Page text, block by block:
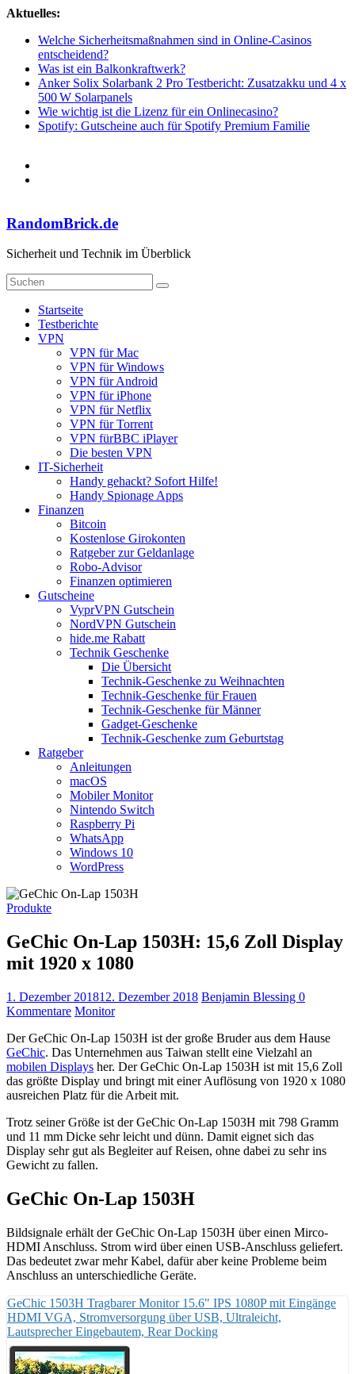
Zum
springen
Aktuelles:
Welche Sicherheitsmaßnahmen sind in Online-Casinos
entscheidend?
Was ist ein Balkonkraftwerk?
Anker Solix Solarbank 2 Pro Testbericht: Zusatzakku und 4 x
500 W Solarpanels
Wie wichtig ist die Lizenz für ein Onlinecasino?
Spotify: Gutscheine auch für Spotify Premium Familie
RandomBrick.de
Sicherheit und Technik im Überblick
Startseite
Testberichte
VPN
VPN für Mac
VPN für Windows
VPN für Android
VPN für iPhone
VPN für Netflix
VPN für Torrent
VPN fürBBC iPlayer
Die besten VPN
IT-Sicherheit
Handy gehackt? Sofort Hilfe!
Handy Spionage Apps
Finanzen
Bitcoin
Kostenlose Girokonten
Ratgeber zur Geldanlage
Robo-Advisor
Finanzen optimieren
Gutscheine
VyprVPN Gutschein
NordVPN Gutschein
hide.me Rabatt
Technik Geschenke
Die Übersicht
Technik-Geschenke zu Weihnachten
Technik-Geschenke für Frauen
Technik-Geschenke für Männer
Gadget-Geschenke
Technik-Geschenke zum Geburtstag
Ratgeber
Anleitungen
macOS
Mobiler Monitor
Nintendo Switch
Raspberry Pi
WhatsApp
Windows 10
WordPress
Produkte
GeChic On-Lap 1503H: 15,6 Zoll Display
mit 1920 x 1080
1. Dezember 201812. Dezember 2018 Benjamin Blessing 0
Kommentare Monitor
Der GeChic On-Lap 1503H ist der große Bruder aus dem Hause
GeChic. Das Unternehmen aus Taiwan stellt eine Vielzahl an
mobilen Displays her. Der GeChic On-Lap 1503H ist mit 15,6 Zoll
das größte Display und bringt mit einer Auflösung von 1920 x 1080
ausreichen Platz für die Arbeit mit.
Trotz seiner Größe ist der GeChic On-Lap 1503H mit 798 Gramm
und 11 mm Dicke sehr leicht und dünn. Damit eignet sich das
Display sehr gut als Begleiter auf Reisen, ohne dabei zu sehr ins
Gewicht zu fallen.
GeChic On-Lap 1503H
Bildsignale erhält der GeChic On-Lap 1503H über einen Mirco-
HDMI Anschluss. Strom wird über einen USB-Anschluss geliefert.
Das bedeutet zwar mehr Kabel, dafür aber keine Probleme beim
Anschluss an unterschiedliche Geräte.
GeChic 1503H Tragbarer Monitor 15.6" IPS 1080P mit Eingänge
HDMI VGA, Stromversorgung über USB, Ultraleicht,
Lautsprecher Eingebautem, Rear Docking